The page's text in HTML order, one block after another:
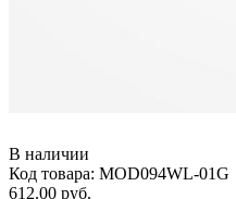
В наличии
Код товара: MOD094WL-01G
612.00 руб.